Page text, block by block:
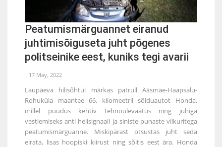
Peatumismärguannet eiranud
juhtimisõiguseta juht põgenes
politseinike eest, kuniks tegi avarii
17 May, 2022
Laupäeva hilisõhtul märkas patrull Ääsmäe-Haapsalu-
Rohuküla maantee 66. kilomeetril sõiduautot Honda,
millel puudus kehtiv tehnoülevaatus ning juhiga
vestlemiseks anti helisignaali ja siniste-punaste vilkuritega
peatumismärguanne. Miskipärast otsustas juht seda
eirata, lisas hoopiski kiirust ning sõitis eest ära. Honda